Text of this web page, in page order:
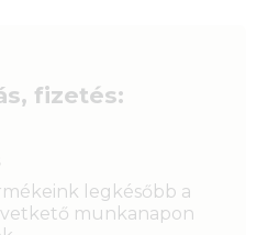
fizetés:
legkésőbb a
munkanapon